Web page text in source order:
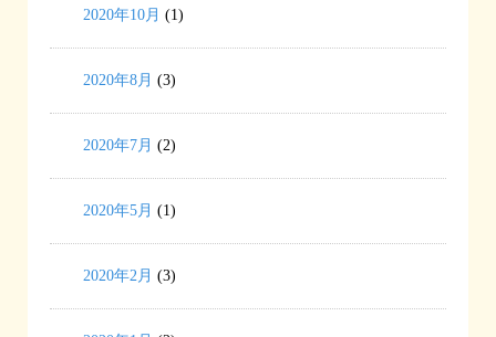
2020年10月 (1)
2020年8月 (3)
2020年7月 (2)
2020年5月 (1)
2020年2月 (3)